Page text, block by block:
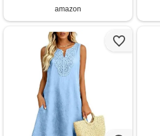
quotidiano
amazon